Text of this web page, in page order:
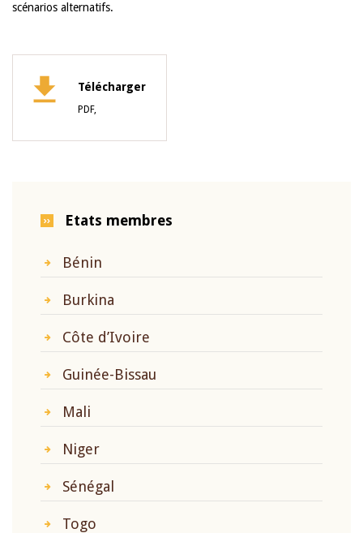
scénarios alternatifs.
Télécharger
PDF,
Etats membres
Bénin
Burkina
Côte d’Ivoire
Guinée-Bissau
Mali
Niger
Sénégal
Togo